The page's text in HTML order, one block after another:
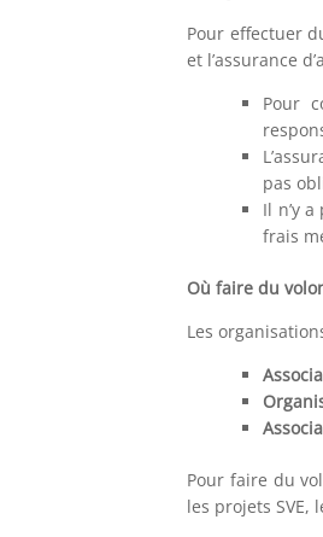
Pour effectuer
et l’assurance
Pour
pas
Il n’y
frais
Où faire du
Les
Pour faire du
les projets SVE,